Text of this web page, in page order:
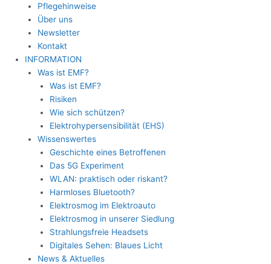
Pflegehinweise
Über uns
Newsletter
Kontakt
INFORMATION
Was ist EMF?
Was ist EMF?
Risiken
Wie sich schützen?
Elektrohypersensibilität (EHS)
Wissenswertes
Geschichte eines Betroffenen
Das 5G Experiment
WLAN: praktisch oder riskant?
Harmloses Bluetooth?
Elektrosmog im Elektroauto
Elektrosmog in unserer Siedlung
Strahlungsfreie Headsets
Digitales Sehen: Blaues Licht
News & Aktuelles